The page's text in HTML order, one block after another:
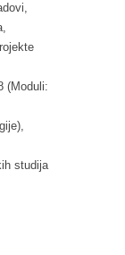
(Moduli:
studija